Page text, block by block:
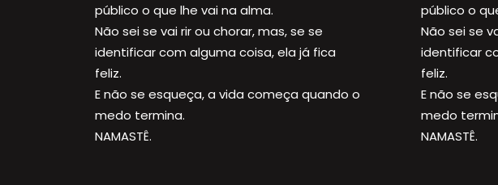
público o que lhe vai na alma.
Não sei se vai rir ou chorar, mas, se se
identificar com alguma coisa, ela já fica
feliz.
E não se esqueça, a vida começa quando o
medo termina.
NAMASTÊ.
público o
Não sei se
identificar
feliz.
E não se
medo
NAMASTÊ.